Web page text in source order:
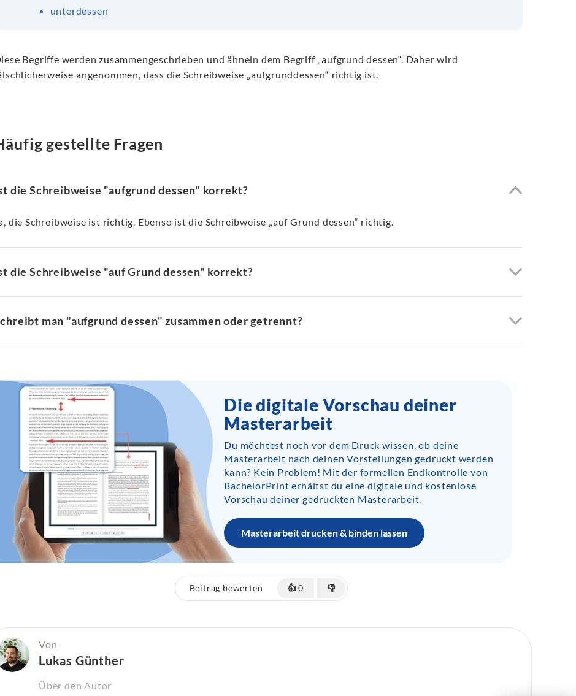
unterdessen
Begriffe werden zusammengeschrieben und ähneln dem Begriff „aufgrund dessen“. Daher wird
angenommen, dass die Schreibweise „aufgrunddessen“ richtig ist.
gestellte Fragen
die Schreibweise "aufgrund dessen" korrekt?
die Schreibweise ist richtig. Ebenso ist die Schreibweise „auf Grund dessen“ richtig.
die Schreibweise "auf Grund dessen" korrekt?
man "aufgrund dessen" zusammen oder getrennt?
Die digitale Vorschau deiner
Masterarbeit
Du möchtest noch vor dem Druck wissen, ob deine
Masterarbeit nach deinen Vorstellungen gedruckt werden
kann? Kein Problem! Mit der formellen Endkontrolle von
BachelorPrint erhältst du eine digitale und kostenlose
Vorschau deiner gedruckten Masterarbeit.
Masterarbeit drucken & binden lassen
Beitrag bewerten 👍0 👎
Von
Lukas Günther
Über den Autor